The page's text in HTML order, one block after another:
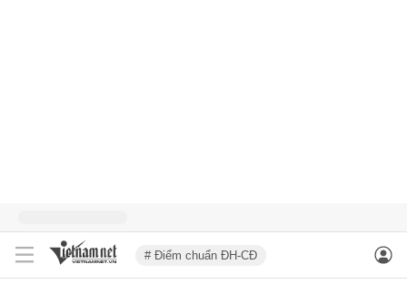
# Điểm chuẩn ĐH-CĐ